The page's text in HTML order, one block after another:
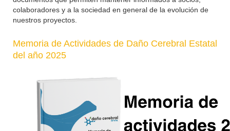
colaboradores y a la sociedad en general de la evolución de
nuestros proyectos.
Memoria de Actividades de Daño Cerebral Estatal
del año 2025